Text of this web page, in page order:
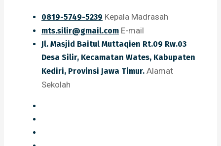
0819-5749-5239 Kepala Madrasah
mts.silir@gmail.com E-mail
Jl. Masjid Baitul Muttaqien Rt.09 Rw.03
Desa Silir, Kecamatan Wates, Kabupaten
Kediri, Provinsi Jawa Timur. Alamat
Sekolah